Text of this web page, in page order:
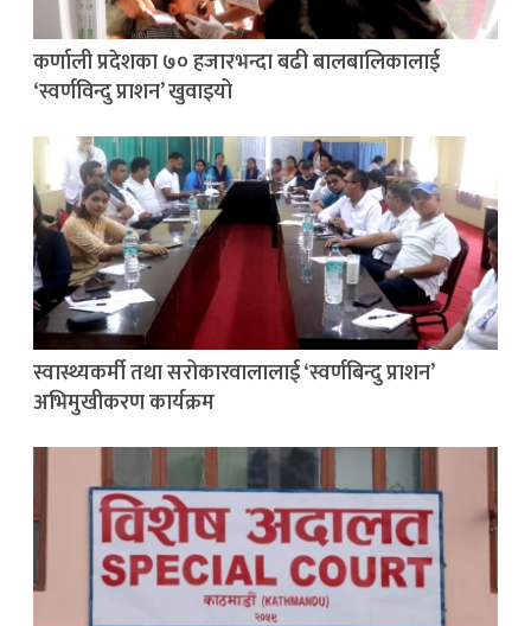
कर्णाली प्रदेशका ७० हजारभन्दा बढी बालबालिकालाई
‘स्वर्णविन्दु प्राशन’ खुवाइयो
स्वास्थ्यकर्मी तथा सरोकारवालालाई ‘स्वर्णबिन्दु प्राशन’
अभिमुखीकरण कार्यक्रम